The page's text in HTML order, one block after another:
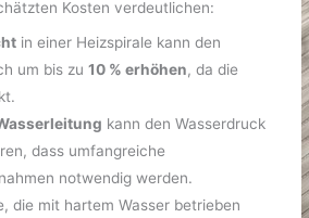
Kosten verdeutlichen:
in einer Heizspirale kann den
um bis zu10 % erhöhen, da die
kann den Wasserdruck
dass umfangreiche
notwendig werden.
die mit hartem Wasser betrieben